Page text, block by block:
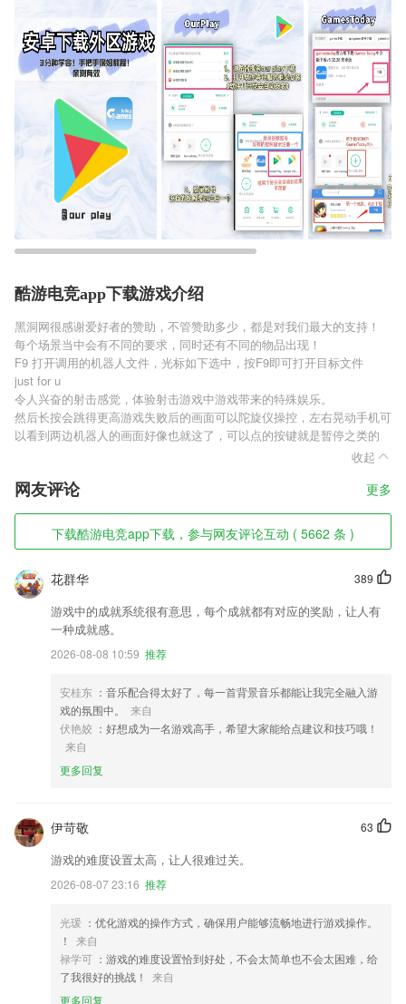
酷游电竞app下载游戏介绍
黑洞网很感谢爱好者的赞助，不管赞助多少，都是对我们最大的支持！
每个场景当中会有不同的要求，同时还有不同的物品出现！
F9 打开调用的机器人文件，光标如下选中，按F9即可打开目标文件
just for u
令人兴奋的射击感觉，体验射击游戏中游戏带来的特殊娱乐。
然后长按会跳得更高游戏失败后的画面可以陀旋仪操控，左右晃动手机可
以看到两边机器人的画面好像也就这了，可以点的按键就是暂停之类的
收起
网友评论 更多
下载酷游电竞app下载，参与网友评论互动 ( 5662 条 )
389
花群华
游戏中的成就系统很有意思，每个成就都有对应的奖励，让人有
一种成就感。
2026-08-08 10:59 推荐
安桂东 ：音乐配合得太好了，每一首背景音乐都能让我完全融入游
戏的氛围中。
来自
伏艳姣 ：好想成为一名游戏高手，希望大家能给点建议和技巧哦！
来自
更多回复
63
伊苛敬
游戏的难度设置太高，让人很难过关。
2026-08-07 23:16 推荐
光瑗 ：优化游戏的操作方式，确保用户能够流畅地进行游戏操作。
！
来自
禄学可 ：游戏的难度设置恰到好处，不会太简单也不会太困难，给
了我很好的挑战！
来自
更多回复